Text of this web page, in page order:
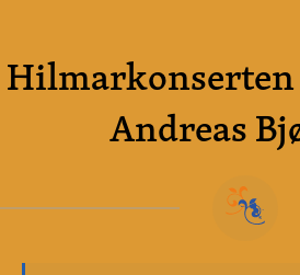
Hilmarkonserten
Andreas